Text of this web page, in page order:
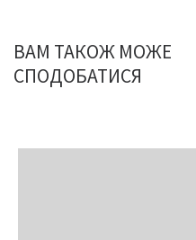
ВАМ ТАКОЖ МОЖЕ
СПОДОБАТИСЯ